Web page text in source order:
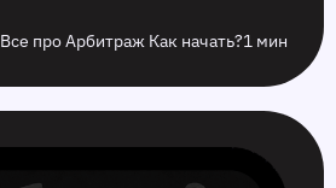
Все про Арбитраж Как начать?1 мин